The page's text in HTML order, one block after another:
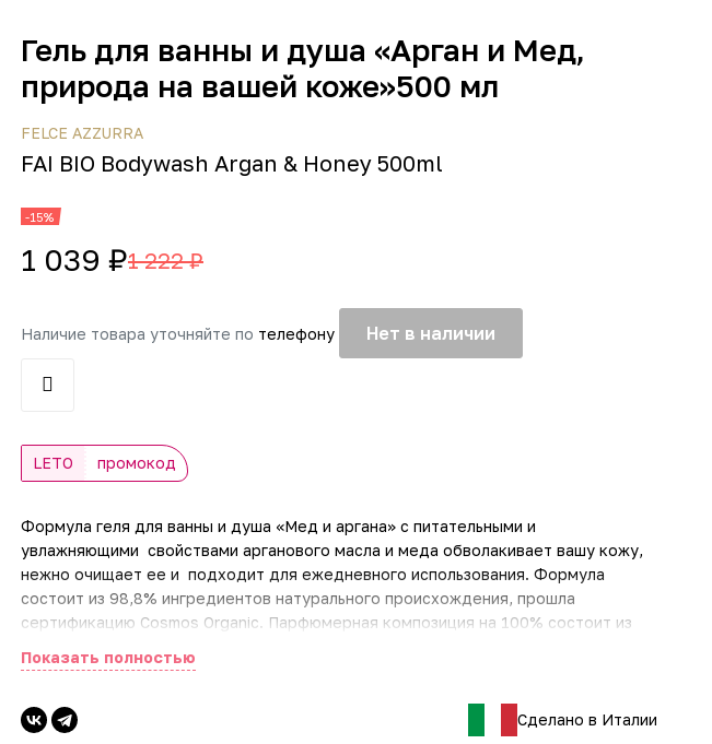
Гель для ванны и душа «Арган и Мед,
природа на вашей коже»500 мл
FELCE AZZURRA
FAI BIO Bodywash Argan & Honey 500ml
-15%
1 039 ₽1 222 ₽
Наличие товара уточняйте по телефону Нет в наличии
LETO промокод
Формула геля для ванны и душа «Мед и аргана» с питательными и
увлажняющими свойствами арганового масла и меда обволакивает вашу кожу,
нежно очищает ее и подходит для ежедневного использования. Формула
состоит из 98,8% ингредиентов натурального происхождения, прошла
сертификацию Cosmos Organic. Парфюмерная композиция на 100% состоит из
Показать полностью
Сделано в Италии